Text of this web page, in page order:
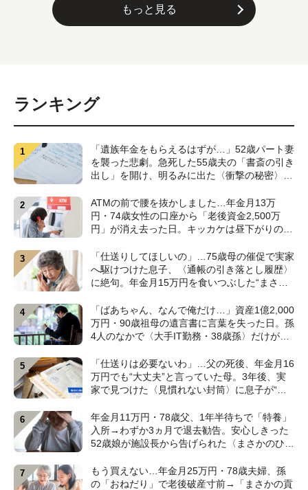
もっと見る
ランキング
「遺族年金をもらえるはずが…」52歳パート妻
を襲った悲劇。急死した55歳夫の「書斎の引き
出し」を開け、明るみに出た〈衝撃の秘密〉
ATMの前で腰を抜かしました…年金月13万
円・74歳女性の口座から「老後資金2,500万
円」が消え去った日。キッカケは昼下がりの
「仕送りしてほしいの」…75歳母の催促で実家
へ駆けつけた息子、〈通帳の引き落とし履歴〉
に絶句。年金月15万円を食いつぶした“まさか
「ばあちゃん、なんで俺だけ…」資産1億2,000
万円・90歳祖母の遺言書に言葉を失った日。孫
4人のなかで〈大手IT勤務・38歳孫〉だけが遺
「仕送りは必要ないわ」…父の死後、年金月16
万円でも“大丈夫”と言っていた母。3年後、実
家で見つけた〈見慣れない封筒〉に息子が“思
年金月11万円・78歳父、1年半待ちで「特養」
入所→わずか3ヵ月で退去勧告。安心しきった
52歳娘が施設長から告げられた〈まさかのひと
もう買えない…年金月25万円・78歳夫婦、孫
の「おねだり」で老後破産寸前→「まさかの貢